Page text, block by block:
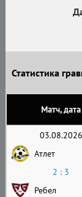
Статистика
Матч, дата
03.08.2026
Атлет
2 : 3
Ребел